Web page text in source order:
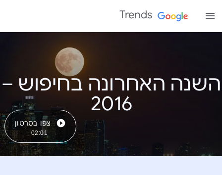
Trends
השנה האחרונה בחיפוש –
‏2016
צפו בסרטון
02:01